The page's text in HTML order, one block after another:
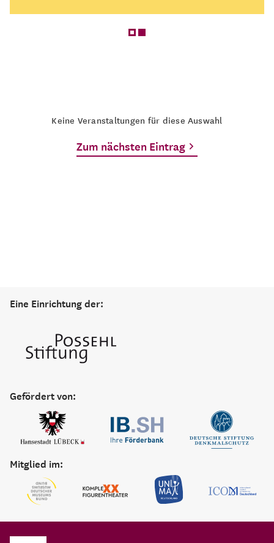
Keine Veranstaltungen für diese Auswahl
Zum nächsten Eintrag
Eine Einrichtung der:
Gefördert von:
Mitglied im: